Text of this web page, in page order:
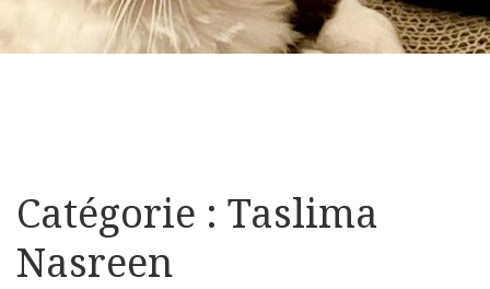
Catégorie : Taslima
Nasreen